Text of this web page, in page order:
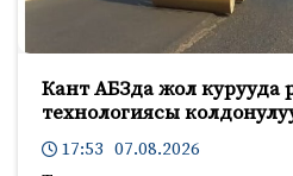
Кант АБЗда жол курууда
технологиясы
17:53 07.08.2026